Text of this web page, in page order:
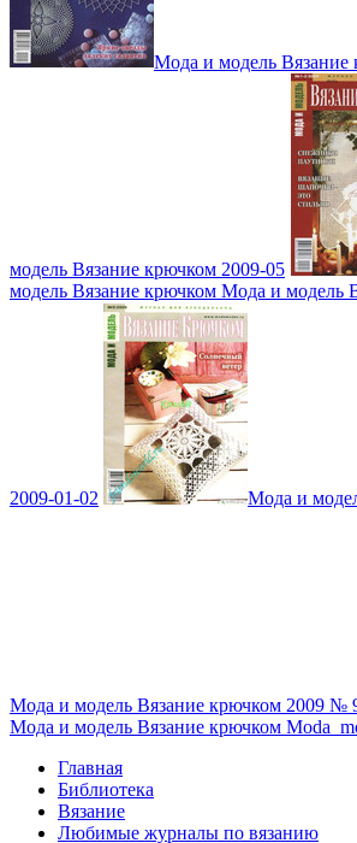
Мода и модель
модель Вязание крючком 2009-05
модель Вязание крючком Мода и модель
2009-01-02 Мода и
Мода и модель Вязание крючком 2009 №
Мода и модель Вязание крючком
Главная
Библиотека
Вязание
Любимые журналы по вязанию